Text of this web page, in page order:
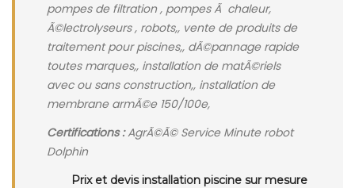
pompes de filtration , pompes Ã chaleur,
Ã©lectrolyseurs , robots,, vente de produits de
traitement pour piscines,, dÃ©pannage rapide
toutes marques,, installation de matÃ©riels
avec ou sans construction,, installation de
membrane armÃ©e 150/100e,
Certifications :AgrÃ©Ã© Service Minute robot
Dolphin
Prix et devis installation piscine sur mesure